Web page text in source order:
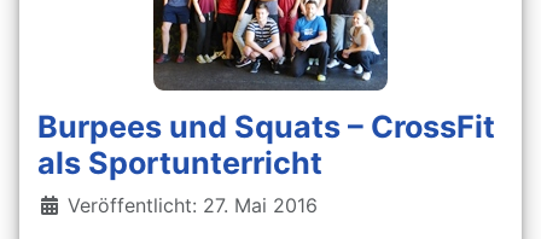
Burpees und Squats – CrossFit
als Sportunterricht
Details
Veröffentlicht: 27. Mai 2016